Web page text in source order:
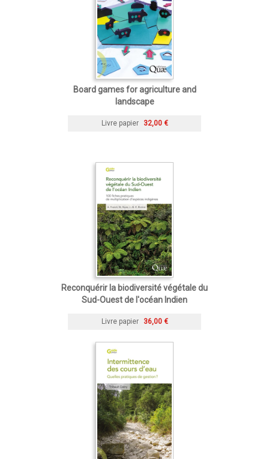
Board games for agriculture and
landscape
Livre papier 32,00 €
Reconquérir la biodiversité végétale du
Sud-Ouest de l'océan Indien
Livre papier 36,00 €